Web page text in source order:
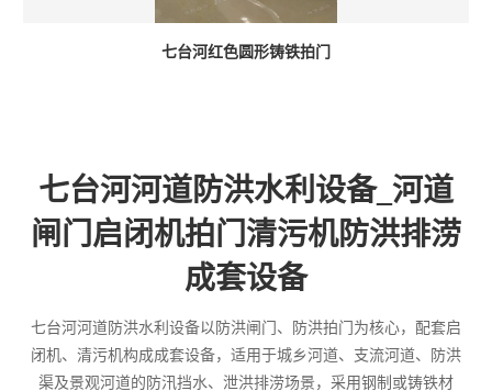
七台河红色圆形铸铁拍门
七台河河道防洪水利设备_河道
闸门启闭机拍门清污机防洪排涝
成套设备
七台河河道防洪水利设备以防洪闸门、防洪拍门为核心，配套启
闭机、清污机构成成套设备，适用于城乡河道、支流河道、防洪
渠及景观河道的防汛挡水、泄洪排涝场景，采用钢制或铸铁材